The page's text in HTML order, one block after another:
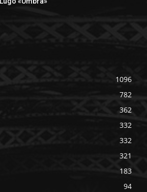
1096
782
362
332
332
321
183
94